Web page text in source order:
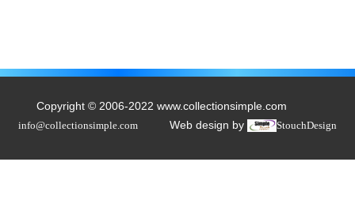
Copyright © 2006-2022 www.collectionsimple.com
info@collectionsimple.com Web design by StouchDesign